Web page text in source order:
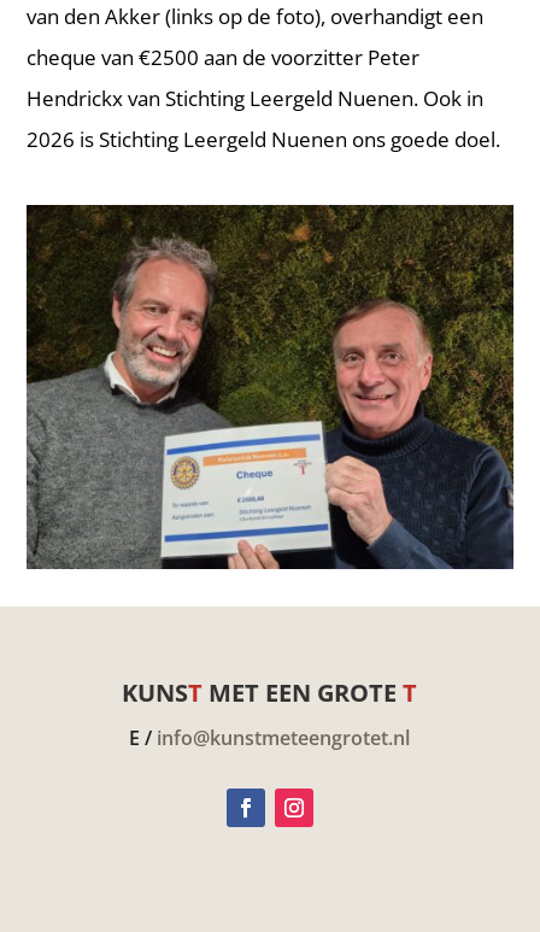
van den Akker (links op de foto), overhandigt een
cheque van €2500 aan de voorzitter Peter
Hendrickx van Stichting Leergeld Nuenen. Ook in
2026 is Stichting Leergeld Nuenen ons goede doel.
KUNST MET EEN GROTET
E / info@kunstmeteengrotet.nl